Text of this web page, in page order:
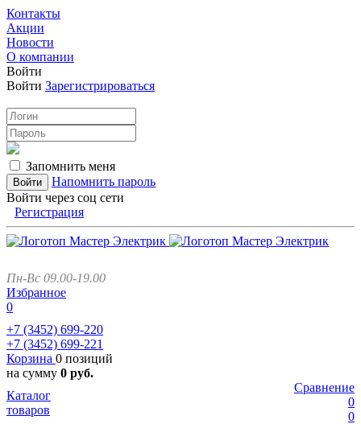
Контакты
Акции
Новости
О компании
Войти
Войти Зарегистрироваться
Запомнить меня
Напомнить пароль
Войти через соц сети
Регистрация
Пн-Вс 09.00-19.00
Избранное
0
+7 (3452) 699-220
+7 (3452) 699-221
Корзина 0 позиций
на сумму 0 руб.
Сравнение
0
0
Каталог
товаров